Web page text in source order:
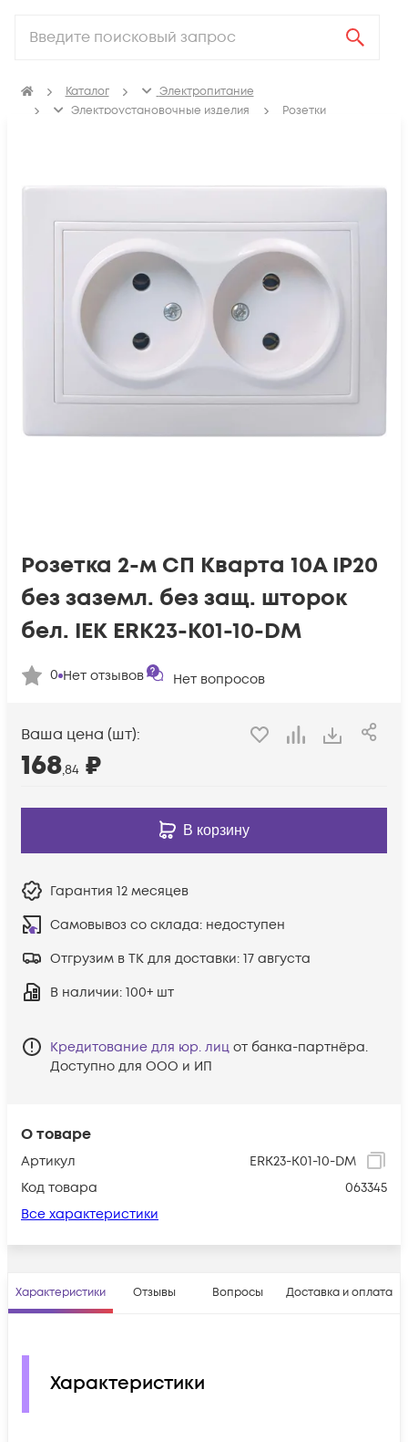
Каталог
Электропитание
Электроустановочные изделия
Розетки
О товаре
Артикул
ERK23-K01-10-DM
Код товара
063345
Все характеристики
Розетка 2-м СП Кварта 10А IP20
без заземл. без защ. шторок
бел. IEK ERK23-K01-10-DM
0 Нет отзывов Нет вопросов
Ваша цена (шт):
168,84 ₽
В корзину
Гарантия 12 месяцев
Самовывоз со склада: недоступен
Отгрузим в ТК для доставки: 17 августа
В наличии: 100+ шт
Кредитование для юр. лиц от банка-партнёра.
Доступно для ООО и ИП
Характеристики Отзывы Вопросы Доставка и оплата
Характеристики